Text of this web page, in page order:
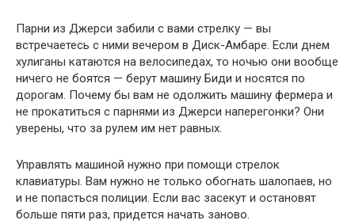
Парни из Джерси забили с вами стрелку — вы
встречаетесь с ними вечером в Диск-Амбаре. Если днем
хулиганы катаются на велосипедах, то ночью они вообще
ничего не боятся — берут машину Биди и носятся по
дорогам. Почему бы вам не одолжить машину фермера и
не прокатиться с парнями из Джерси наперегонки? Они
уверены, что за рулем им нет равных.
Управлять машиной нужно при помощи стрелок
клавиатуры. Вам нужно не только обогнать шалопаев, но
и не попасться полиции. Если вас засекут и остановят
больше пяти раз, придется начать заново.